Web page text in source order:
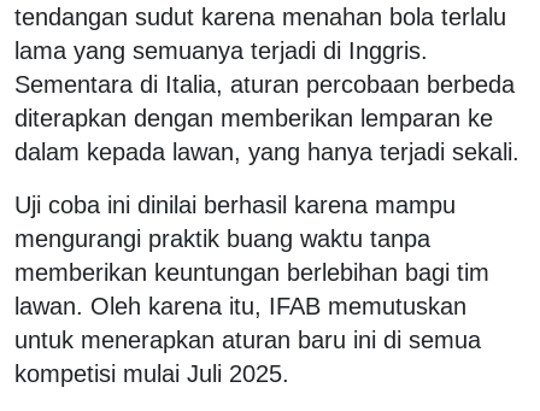
tendangan sudut karena menahan bola terlalu
lama yang semuanya terjadi di Inggris.
Sementara di Italia, aturan percobaan berbeda
diterapkan dengan memberikan lemparan ke
dalam kepada lawan, yang hanya terjadi sekali.
Uji coba ini dinilai berhasil karena mampu
mengurangi praktik buang waktu tanpa
memberikan keuntungan berlebihan bagi tim
lawan. Oleh karena itu, IFAB memutuskan
untuk menerapkan aturan baru ini di semua
kompetisi mulai Juli 2025.